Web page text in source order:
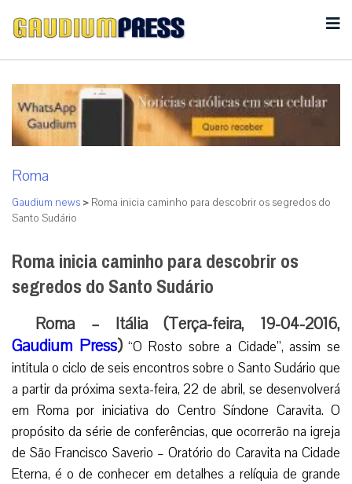
Roma
Gaudium news > Roma inicia caminho para descobrir os segredos do
Santo Sudário
Roma inicia caminho para descobrir os
segredos do Santo Sudário
Roma – Itália (Terça-feira, 19-04-2016,
Gaudium Press)“O Rosto sobre a Cidade”, assim se
intitula o ciclo de seis encontros sobre o Santo Sudário que
a partir da próxima sexta-feira, 22 de abril, se desenvolverá
em Roma por iniciativa do Centro Síndone Caravita. O
propósito da série de conferências, que ocorrerão na igreja
de São Francisco Saverio – Oratório do Caravita na Cidade
Eterna, é o de conhecer em detalhes a relíquia de grande